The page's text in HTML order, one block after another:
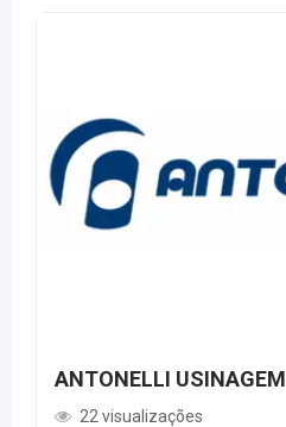
ANTONELLI USINAGEM
22 visualizações